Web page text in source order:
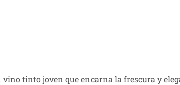
vino tinto joven que encarna la frescura y